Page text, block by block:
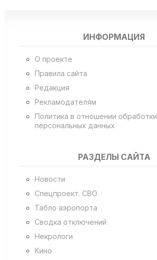
ИНФОРМАЦИЯ
О проекте
Правила сайта
Редакция
Рекламодателям
Политика в отношении обработки
персональных данных
РАЗДЕЛЫ САЙТА
Новости
Спецпроект. СВО
Табло аэропорта
Сводка отключений
Некрологи
Кино